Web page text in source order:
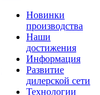
Новинки
производства
Наши
достижения
Информация
Развитие
дилерской сети
Технологии